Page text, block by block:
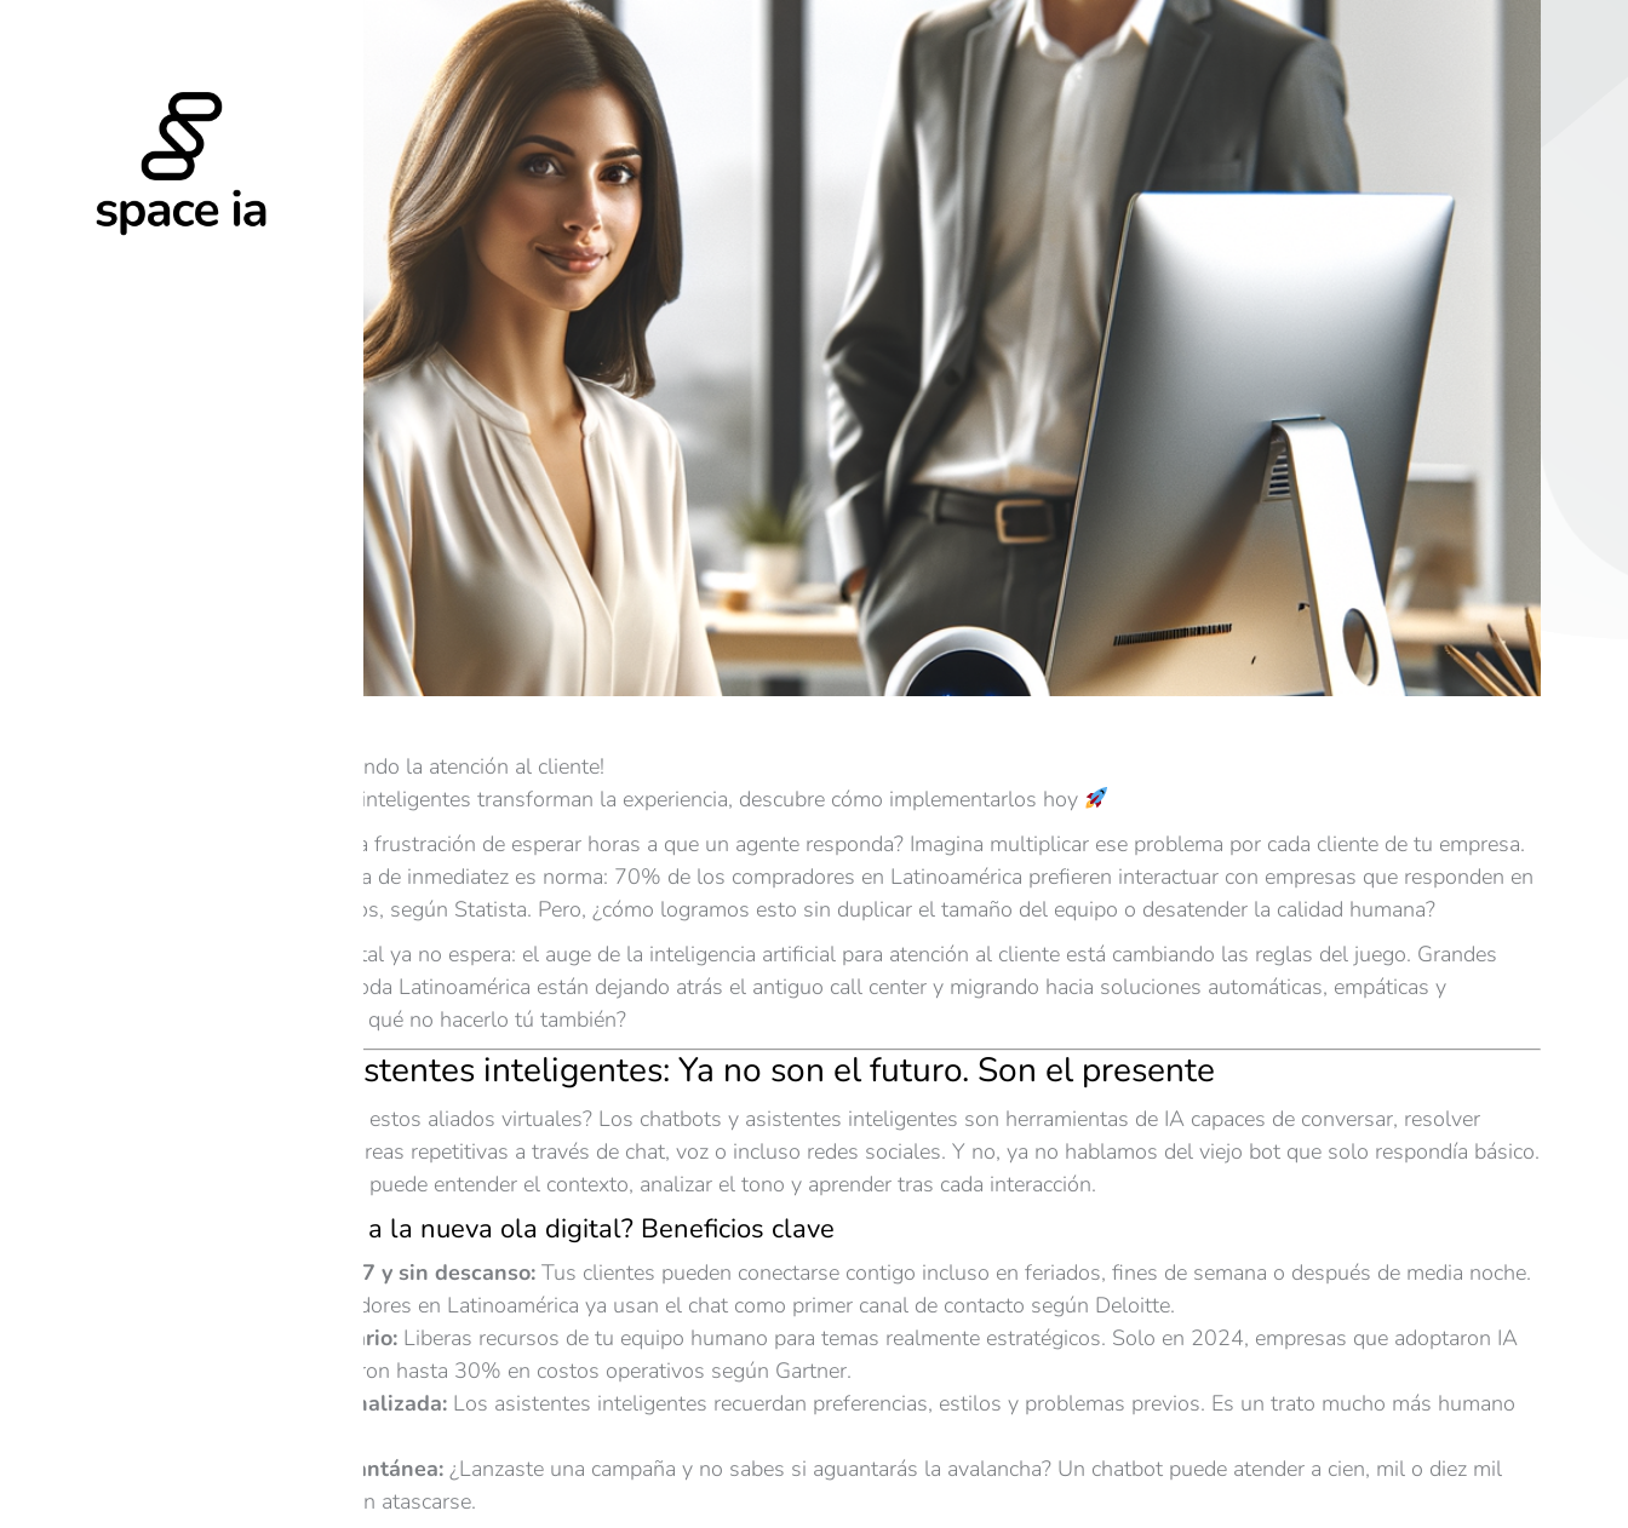
¡La IA está revolucionando la atención al cliente!
Chatbots y asistentes inteligentes transforman la experiencia, descubre cómo implementarlos hoy
¿Alguna vez sentiste la frustración de esperar horas a que un agente responda? Imagina multiplicar ese problema por cada cliente de tu empresa.
En 2025, la expectativa de inmediatez es norma: 70% de los compradores en Latinoamérica prefieren interactuar con empresas que responden en
menos de cinco minutos, según Statista. Pero, ¿cómo logramos esto sin duplicar el tamaño del equipo o desatender la calidad humana?
La transformación digital ya no espera: el auge de la inteligencia artificial para atención al cliente está cambiando las reglas del juego. Grandes
marcas en Ecuador y toda Latinoamérica están dejando atrás el antiguo call center y migrando hacia soluciones automáticas, empáticas y
disponibles 24/7. ¿Por qué no hacerlo tú también?
Chatbots y asistentes inteligentes: Ya no son el futuro. Son el presente
¿Qué son exactamente estos aliados virtuales? Los chatbots y asistentes inteligentes son herramientas de IA capaces de conversar, resolver
dudas y automatizar tareas repetitivas a través de chat, voz o incluso redes sociales. Y no, ya no hablamos del viejo bot que solo respondía básico.
Hoy un buen asistente puede entender el contexto, analizar el tono y aprender tras cada interacción.
¿Por qué sumarte a la nueva ola digital? Beneficios clave
Disponibilidad 24/7 y sin descanso: Tus clientes pueden conectarse contigo incluso en feriados, fines de semana o después de media noche.
El 56% de consumidores en Latinoamérica ya usan el chat como primer canal de contacto según Deloitte.
Ahorro revolucionario: Liberas recursos de tu equipo humano para temas realmente estratégicos. Solo en 2024, empresas que adoptaron IA
para soporte ahorraron hasta 30% en costos operativos según Gartner.
Experiencia personalizada: Los asistentes inteligentes recuerdan preferencias, estilos y problemas previos. Es un trato mucho más humano
Escalabilidad instantánea: ¿Lanzaste una campaña y no sabes si aguantarás la avalancha? Un chatbot puede atender a cien, mil o diez mil
personas a la vez, sin atascarse.